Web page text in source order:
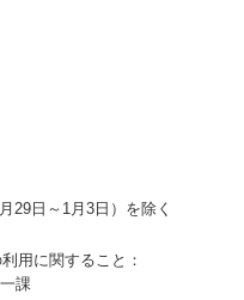
日～1月3日）を除く
用に関すること：
課